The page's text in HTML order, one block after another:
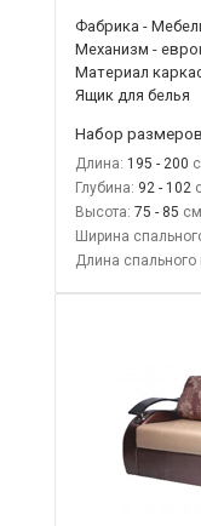
Фабрика -
Механизм -
Материал
Ящик для белья
Набор размеров
Длина: 195 - 200
Глубина: 92 - 102
Высота: 75 - 85
Ширина
Длина спального